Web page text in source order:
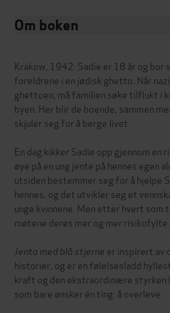
Om boken
Krakow, 1942: Sadie er 18 år og bor
foreldrene i en jødisk ghetto. Når
ghettoen, må familien søke tilflukt i
byen. Her blir de boende, sammen
skjuler seg for å berge livet.
En dag kikker Sadie opp gjennom en
øye på en ung jente på hennes egen
utsiden bestemmer seg for å hjelpe
hennes, og det utvikler seg et
unge kvinnene. Men etter hvert som
møtene deres mer og mer risikofylte.
Jenta med blå stjerne er inspirert av
historier, og er en følelsesladd
kraft og den ekstraordinære styrken
som bare ønsker én ting: å overleve.